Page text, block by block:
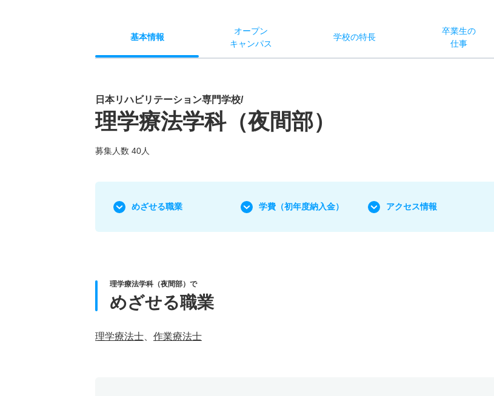
基本情報
オープン
キャンパス
学校の特長
卒業生の
仕事
日本リハビリテーション専門学校/
理学療法学科（夜間部）
募集人数 40人
めざせる職業 学費 （初年度納入金） アクセス情報
理学療法学科（夜間部）で
めざせる職業
理学療法士 作業療法士